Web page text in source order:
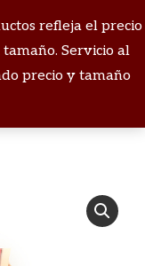
refleja el precio
Servicio al
precio y tamaño
Buscar: